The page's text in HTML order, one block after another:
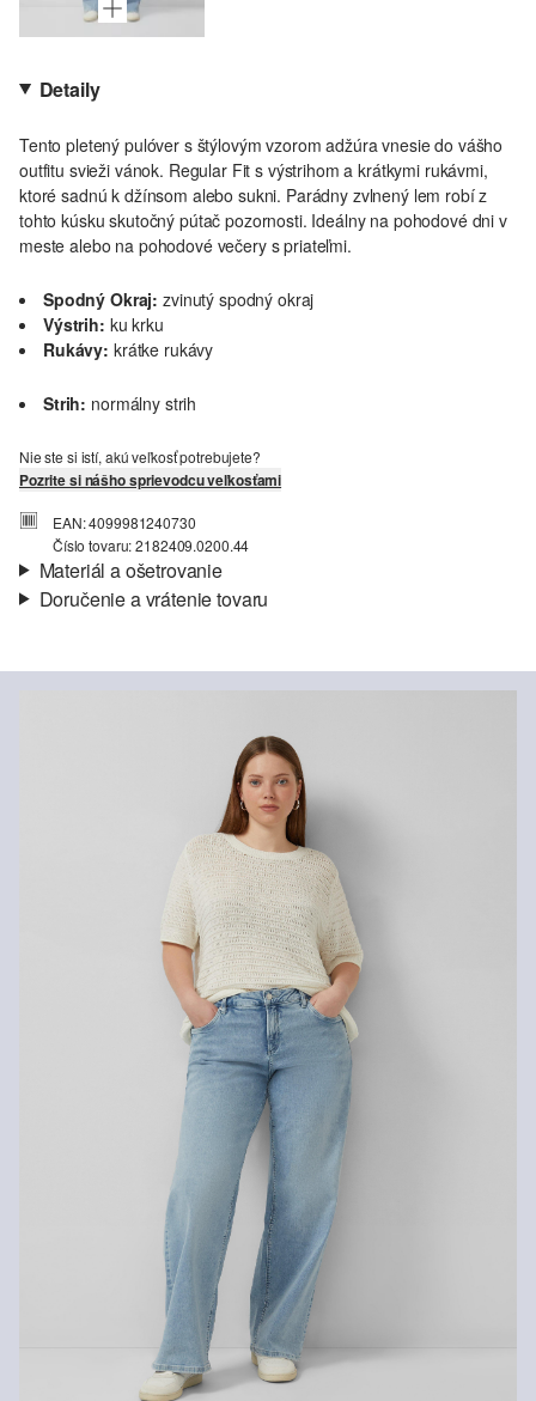
Detaily
Tento pletený pulóver s štýlovým vzorom adžúra vnesie do vášho
outfitu svieži vánok. Regular Fit s výstrihom a krátkymi rukávmi,
ktoré sadnú k džínsom alebo sukni. Parádny zvlnený lem robí z
tohto kúsku skutočný pútač pozornosti. Ideálny na pohodové dni v
meste alebo na pohodové večery s priateľmi.
Spodný Okraj: zvinutý spodný okraj
Výstrih: ku krku
Rukávy: krátke rukávy
Strih: normálny strih
Nie ste si istí, akú veľkosť potrebujete?
Pozrite si nášho sprievodcu veľkosťami
EAN: 4099981240730
Číslo tovaru: 2182409.0200.44
Materiál a ošetrovanie
Nečistiť chlórovým bielidlom
Nevhodné do sušičky bielizne
Šetrný prací program 30°
Nečistiť chemicky
Doručenie a vrátenie tovaru
Vaša objednávka bude odoslaná do 4-8 pracovných dní
štandardné doručenie sú 4,95 €
Svoj tovar nám môžete bezplatne vrátiť do 14 dní.